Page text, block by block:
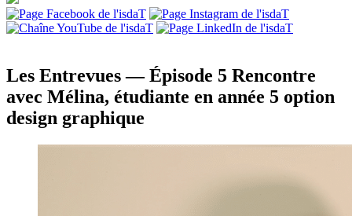
Les Entrevues — Épisode 5 Rencontre
avec Mélina, étudiante en année 5 option
design graphique